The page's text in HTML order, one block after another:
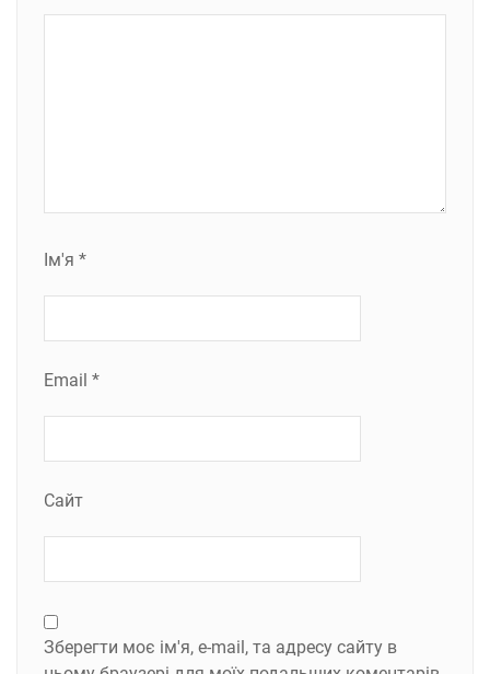
Ім'я *
Email *
Сайт
Зберегти моє ім'я, e-mail, та адресу сайту в